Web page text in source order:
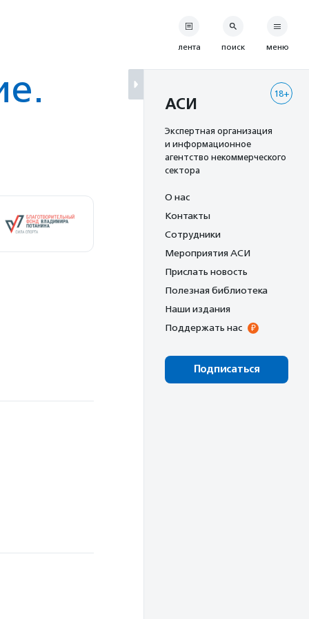
лента поиск меню
18+
АСИ
Экспертная организация
и информационное
агентство некоммерческого
сектора
О нас
Контакты
Сотрудники
Мероприятия АСИ
Прислать новость
Полезная библиотека
Наши издания
Поддержать нас
Подписаться